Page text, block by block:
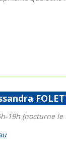
19h (nocturne le